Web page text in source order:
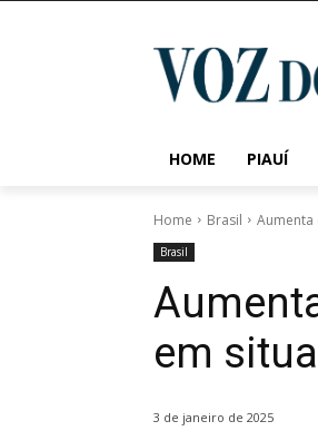
HOME PIAUÍ
Home Brasil Aumenta
Brasil
em
3 de janeiro de 2025